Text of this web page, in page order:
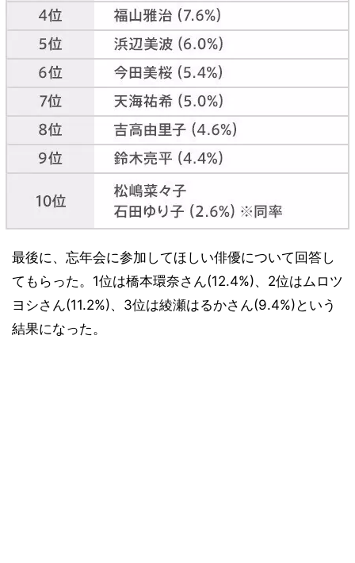
最後に、忘年会に参加してほしい俳優について回答し
てもらった。1位は橋本環奈さん(12.4%)、2位はムロツ
ヨシさん(11.2%)、3位は綾瀬はるかさん(9.4%)という
結果になった。